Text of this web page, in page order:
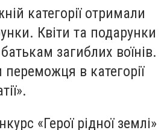
категорії отримали
Квіти та подарунки
загиблих воїнів.
в категорії
«Герої рідної землі»